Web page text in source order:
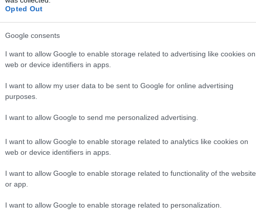
Opted Out
Google consents
I want to allow Google to enable storage related to advertising like cookies on
web or device identifiers in apps.
I want to allow my user data to be sent to Google for online advertising
purposes.
I want to allow Google to send me personalized advertising.
I want to allow Google to enable storage related to analytics like cookies on
web or device identifiers in apps.
I want to allow Google to enable storage related to functionality of the website
or app.
I want to allow Google to enable storage related to personalization.
– be nem tartott ígéretekkel, akár a kiválasztás, akár később,
a munkája során. Az álláskeresőket mindig arra biztatom, hogy
akarjanak konkrét választ minden kérdésükre, mielőtt
fogod a munkád- Az első pár napban utána utálni fogd amíg fel nem mondsz.
a egyéniségek keresünk. - A legtöbb kollégád seggfej.
blog Érdekes felvonó a sízés hőskorából: a "szánkólift" 2015.02.24 11:06:34